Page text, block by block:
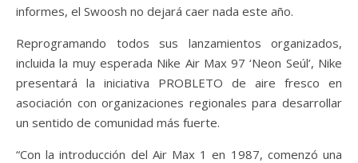
informes, el Swoosh no dejará caer nada este año.
Reprogramando todos sus lanzamientos organizados,
incluida la muy esperada Nike Air Max 97 ‘Neon Seúl’, Nike
presentará la iniciativa PROBLETO de aire fresco en
asociación con organizaciones regionales para desarrollar
un sentido de comunidad más fuerte.
“Con la introducción del Air Max 1 en 1987, comenzó una